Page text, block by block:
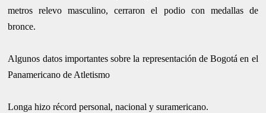
metros relevo masculino, cerraron el podio con medallas de
bronce.
Algunos datos importantes sobre la representación de Bogotá en el
Panamericano de Atletismo
Longa hizo récord personal, nacional y suramericano.